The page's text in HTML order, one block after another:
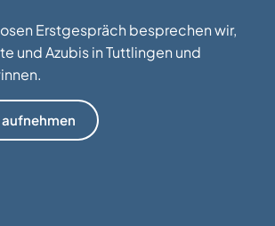
Erstgespräch besprechen wir,
und Azubis in Tuttlingen und